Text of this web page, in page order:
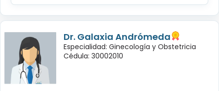
Dr. Galaxia Andrómeda
Especialidad: Ginecología y Obstetricia
Cédula: 30002010